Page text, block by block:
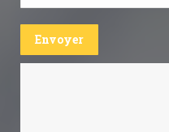
Envoyer